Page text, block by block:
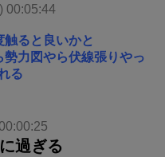
00:05:44
ると良いかと
力図やら伏線張りやっ
る
過ぎる